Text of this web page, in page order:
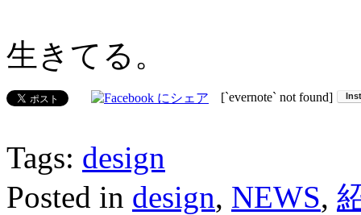
生きてる。
[`evernote` not found]
Tags: design
Posted in design, NEWS,